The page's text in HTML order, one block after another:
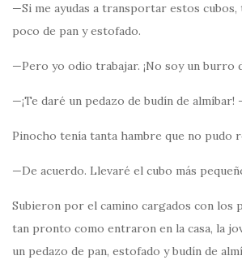
—Si me ayudas a transportar estos cubos,
poco de pan y estofado.
—Pero yo odio trabajar. ¡No soy un burro
—¡Te daré un pedazo de budín de
Pinocho tenía tanta hambre que no pudo
—De acuerdo. Llevaré el cubo más
Subieron por el camino cargados con los
tan pronto como entraron en la casa, la
un pedazo de pan, estofado y budín de